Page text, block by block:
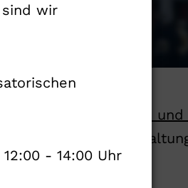
sind wir
- 14:00 Uhr
für Muskel-
Dr. Knop.